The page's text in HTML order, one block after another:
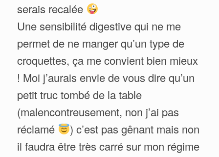
serais recalée
Une sensibilité digestive qui ne me
permet de ne manger qu’un type de
croquettes, ça me convient bien mieux
! Moi j’aurais envie de vous dire qu’un
petit truc tombé de la table
(malencontreusement, non j’ai pas
réclamé
) c’est pas gênant mais non
il faudra être très carré sur mon régime